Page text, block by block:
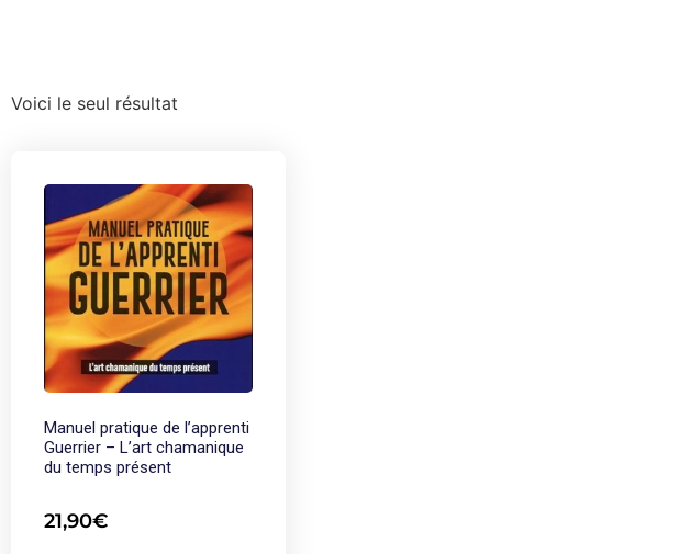
Voici le seul résultat
Manuel pratique de l’apprenti
Guerrier – L’art chamanique
du temps présent
21,90€